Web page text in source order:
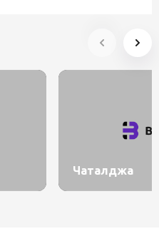
Чаталджа